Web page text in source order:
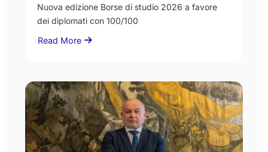
Nuova edizione Borse di studio 2026 a favore
dei diplomati con 100/100
Read More
about
Borse
di
studio
2026
a
favore